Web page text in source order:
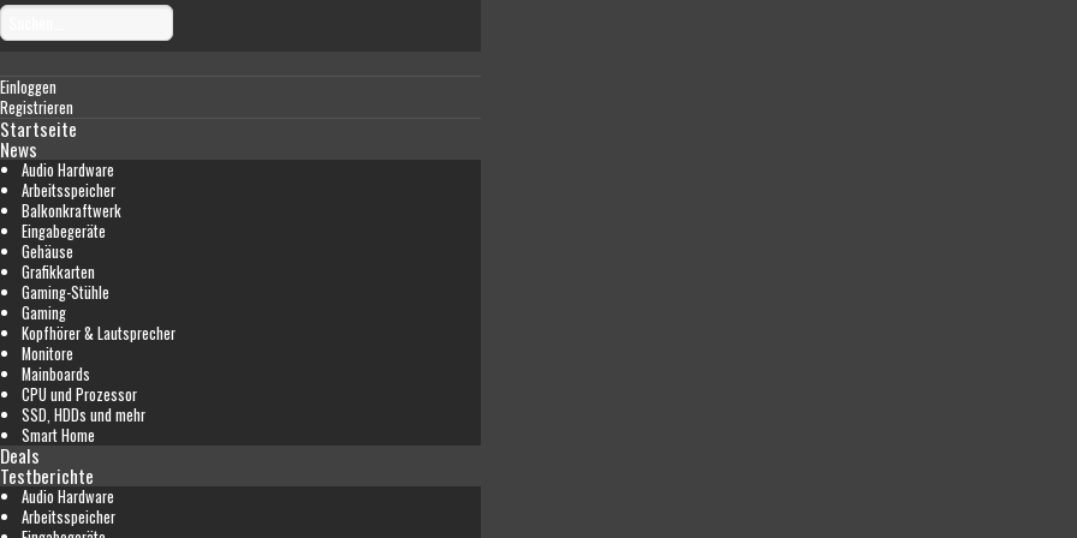
Einloggen
Registrieren
Startseite
News
Audio Hardware
Arbeitsspeicher
Balkonkraftwerk
Eingabegeräte
Gehäuse
Grafikkarten
Gaming-Stühle
Gaming
Kopfhörer & Lautsprecher
Monitore
Mainboards
CPU und Prozessor
SSD, HDDs und mehr
Smart Home
Deals
Testberichte
Audio Hardware
Arbeitsspeicher